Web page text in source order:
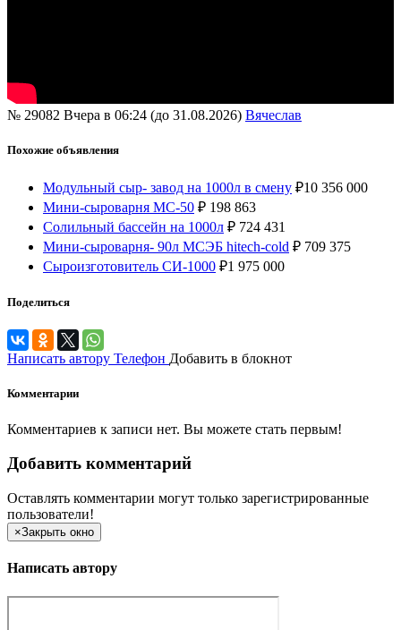
№ 29082 Вчера в 06:24 (до 31.08.2026) Вячеслав
Похожие объявления
Модульный сыр- завод на 1000л в смену ₽10 356 000
Мини-сыроварня МС-50 ₽ 198 863
Солильный бассейн на 1000л ₽ 724 431
Мини-сыроварня- 90л МСЭБ hitech-cold ₽ 709 375
Cыроизготовитель СИ-1000 ₽1 975 000
Поделиться
Написать автору Телефон Добавить в блокнот
Комментарии
Комментариев к записи нет. Вы можете стать первым!
Добавить комментарий
Оставлять комментарии могут только зарегистрированные
пользователи!
×Закрыть окно
Написать автору